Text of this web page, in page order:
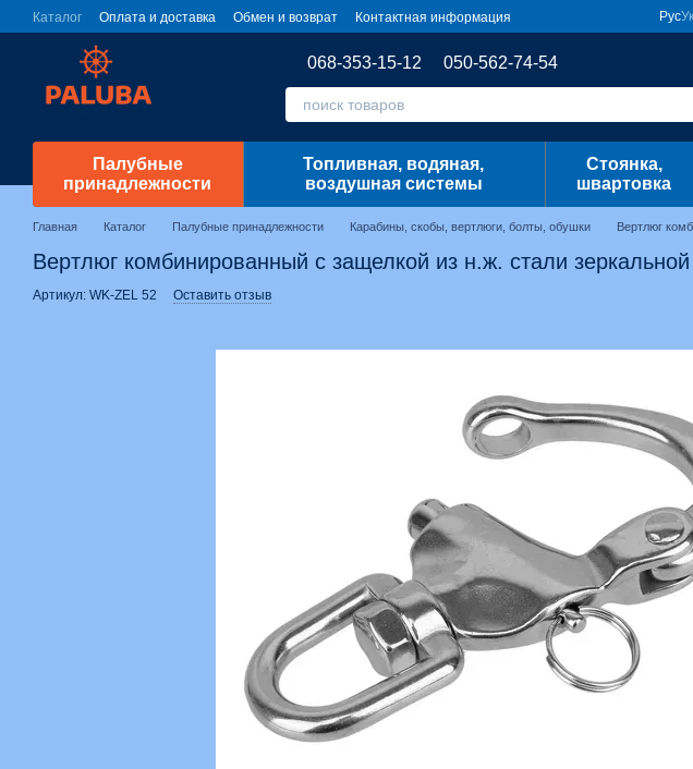
Перейти к основному контенту
Каталог Оплата и доставка Обмен и возврат Контактная информация Рус
068-353-15-12 050-562-74-54
Палубные
принадлежности
Топливная, водяная,
воздушная системы
Стоянка,
швартовка
Главная Каталог Палубные принадлежности Карабины, скобы, вертлюги, болты, обушки Вертлюг
Вертлюг комбинированный с защелкой из н.ж. стали
Артикул: WK-ZEL 52 Оставить отзыв